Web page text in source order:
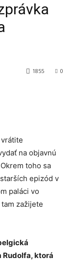
0
1855
na objavnú
toho sa
epizód v
paláci vo
zažijete
Rudolfa, ktorá